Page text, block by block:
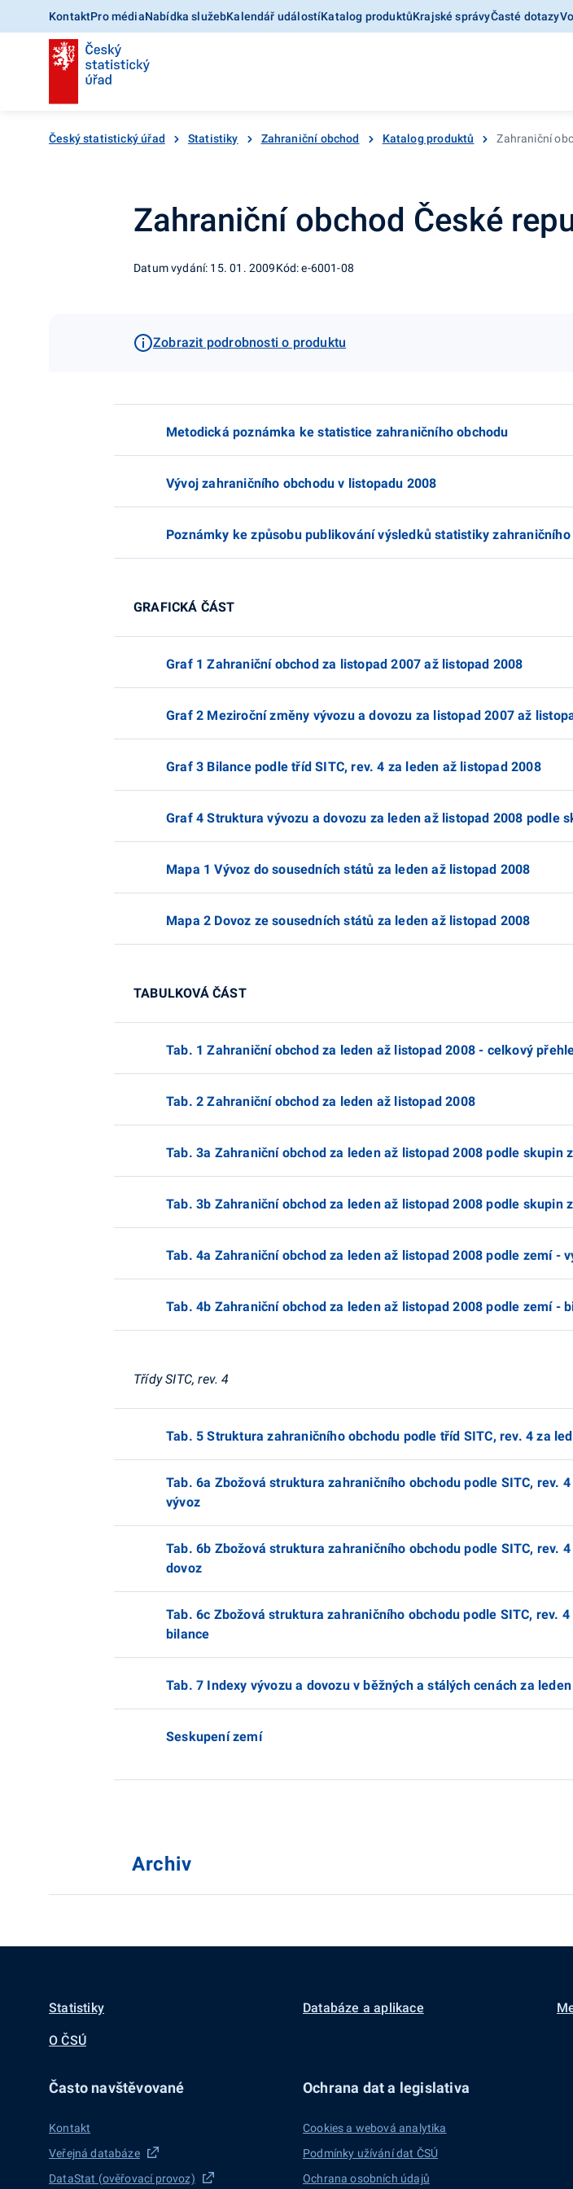
KontaktPro médiaNabídka služebKalendář událostíKatalog produktůKrajské správyČasté dotazy
Český statistický úřad Statistiky Zahraniční obchod Katalog produktů Zahraniční
Zahraniční obchod České
Datum vydání: 15. 01. 2009Kód: e-6001-08
Zobrazit podrobnosti o produktu
Metodická poznámka ke statistice zahraničního obchodu
Vývoj zahraničního obchodu v listopadu 2008
Poznámky ke způsobu publikování výsledků statistiky zahraničního
GRAFICKÁ ČÁST
Graf 1 Zahraniční obchod za listopad 2007 až listopad 2008
Graf 2 Meziroční změny vývozu a dovozu za listopad 2007 až
Graf 3 Bilance podle tříd SITC, rev. 4 za leden až listopad 2008
Graf 4 Struktura vývozu a dovozu za leden až listopad 2008 podle
Mapa 1 Vývoz do sousedních států za leden až listopad 2008
Mapa 2 Dovoz ze sousedních států za leden až listopad 2008
TABULKOVÁ ČÁST
Tab. 1 Zahraniční obchod za leden až listopad 2008 - celkový
Tab. 2 Zahraniční obchod za leden až listopad 2008
Tab. 3a Zahraniční obchod za leden až listopad 2008 podle skupin
Tab. 3b Zahraniční obchod za leden až listopad 2008 podle skupin
Tab. 4a Zahraniční obchod za leden až listopad 2008 podle zemí -
Tab. 4b Zahraniční obchod za leden až listopad 2008 podle zemí -
Třídy SITC, rev. 4
Tab. 5 Struktura zahraničního obchodu podle tříd SITC, rev. 4 za
Tab. 6a Zbožová struktura zahraničního obchodu podle SITC, rev.
vývoz
Tab. 6b Zbožová struktura zahraničního obchodu podle SITC, rev.
dovoz
Tab. 6c Zbožová struktura zahraničního obchodu podle SITC, rev.
bilance
Tab. 7 Indexy vývozu a dovozu v běžných a stálých cenách za
Seskupení zemí
Archiv
Statistiky Databáze a aplikace
O ČSÚ
Často navštěvované
Kontakt
Veřejná databáze
DataStat (ověřovací provoz)
Ochrana dat a legislativa
Cookies a webová analytika
Podmínky užívání dat ČSÚ
Ochrana osobních údajů